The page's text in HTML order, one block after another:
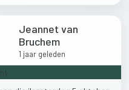
Jeannet van
Bruchem
1 jaar geleden